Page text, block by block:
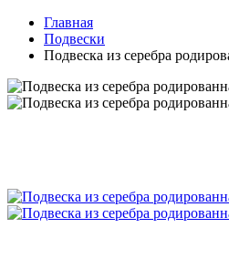
Главная
Подвески
Подвеска из серебра